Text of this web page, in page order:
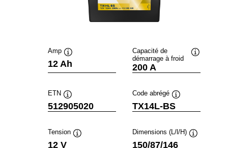
Amp
Infobulle
12 Ah
Capacité de
démarrage à froid
200 A
ETN
Infobulle
512905020
Code abrégé
TX14L-BS
Tension
12 V
Dimensions (L/l/H)
150/87/146